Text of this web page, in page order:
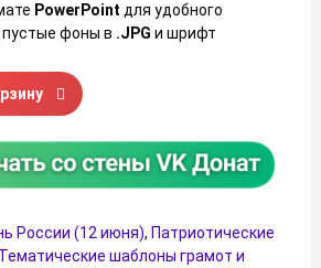
PowerPoint для удобного
фоны в .JPG и шрифт
Грамота на День России (диплом,
России (12 июня), Патриотические
Тематические шаблоны грамот и